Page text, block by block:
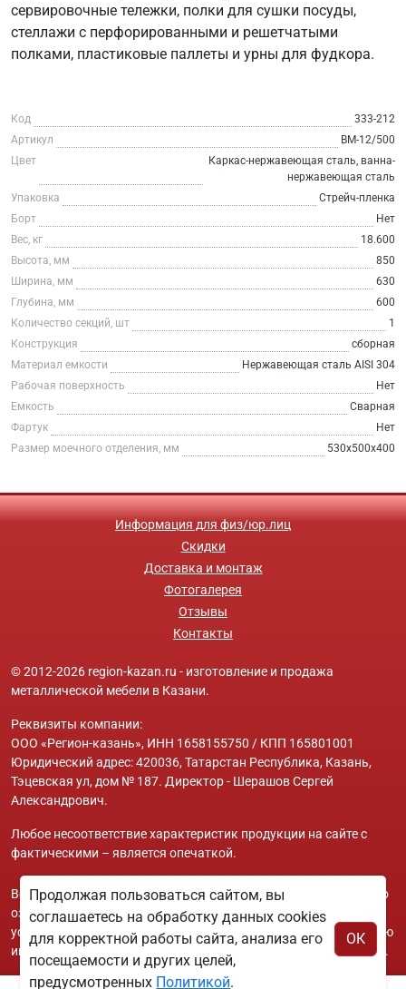
сервировочные тележки, полки для сушки посуды,
стеллажи с перфорированными и решетчатыми
полками, пластиковые паллеты и урны для фудкора.
Код
333-212
Артикул
ВМ-12/500
Цвет
Каркас-нержавеющая сталь, ванна-
нержавеющая сталь
Упаковка
Стрейч-пленка
Борт
Нет
Вес, кг
18.600
Высота, мм
850
Ширина, мм
630
Глубина, мм
600
Количество секций, шт
1
Конструкция
сборная
Материал емкости
Нержавеющая сталь AISI 304
Рабочая поверхность
Нет
Емкость
Сварная
Фартук
Нет
Размер моечного отделения, мм
530х500х400
Информация для физ/юр.лиц
Скидки
Доставка и монтаж
Фотогалерея
Отзывы
Контакты
© 2012-2026 region-kazan.ru - изготовление и продажа
металлической мебели в Казани.
Реквизиты компании:
ООО «Регион-казань», ИНН 1658155750 / КПП 165801001
Юридический адрес: 420036, Татарстан Республика, Казань,
Тэцевская ул, дом № 187. Директор - Шерашов Сергей
Александрович.
Любое несоответствие характеристик продукции на сайте с
фактическими – является опечаткой.
Вся информация на сайте region-kazan.ru носит исключительно
ознакомительный и справочный характер и ни при каких
условиях не является публичной офертой. Всю дополнительную
информацию можно узнать по телефонам указанным на сайте.
Продолжая пользоваться сайтом, вы
соглашаетесь на обработку данных cookies
для корректной работы сайта, анализа его
посещаемости и других целей,
предусмотренных Политикой.
ОК